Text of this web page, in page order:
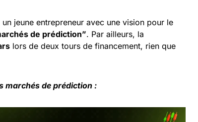
un jeune entrepreneur avec une vision pour le
de prédiction”. Par ailleurs, la
lors de deux tours de financement, rien que
marchés de prédiction :